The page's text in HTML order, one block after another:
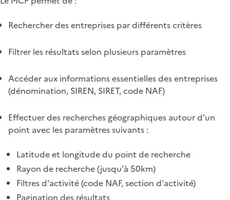
Rechercher des entreprises par différents critères
Filtrer les résultats selon plusieurs paramètres
Accéder aux informations essentielles des entreprises
(dénomination, SIREN, SIRET, code NAF)
Effectuer des recherches géographiques autour d'un
point avec les paramètres suivants :
Latitude et longitude du point de recherche
Rayon de recherche (jusqu'à 50km)
Filtres d'activité (code NAF, section d'activité)
Pagination des résultats